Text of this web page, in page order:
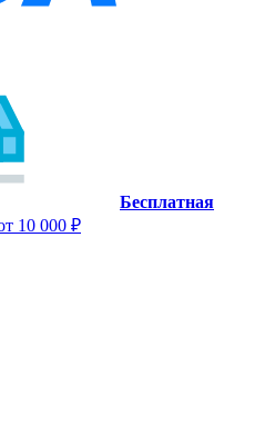
Бесплатная
10 000 ₽